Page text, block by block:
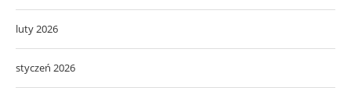
luty 2026
styczeń 2026